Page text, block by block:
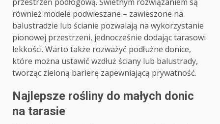
również modele podwieszane – zawieszone na
balustradzie lub ścianie pozwalają na wykorzystanie
pionowej przestrzeni, jednocześnie dodając tarasowi
lekkości. Warto także rozważyć podłużne donice,
które można ustawić wzdłuż ściany lub balustrady,
tworząc zieloną barierę zapewniającą prywatność.
Najlepsze rośliny do małych donic
na tarasie